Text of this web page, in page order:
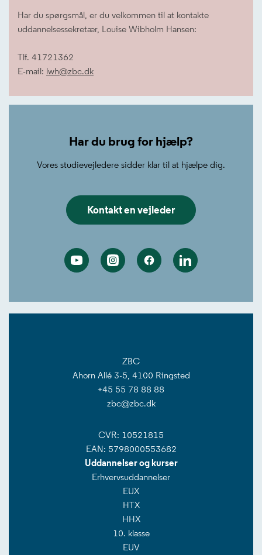
Har du spørgsmål, er du velkommen til at kontakte
uddannelsessekretær, Louise Wibholm Hansen:
Tlf. 41721362
E-mail: lwh@zbc.dk
Har du brug for hjælp?
Vores studievejledere sidder klar til at hjælpe dig.
Kontakt en vejleder
YoutubeInstagramFacebookLinkedin
ZBC
Ahorn Allé 3-5, 4100 Ringsted
+45 55 78 88 88
zbc@zbc.dk
CVR: 10521815
EAN: 5798000553682
Uddannelser og kurser
Erhvervsuddannelser
EUX
HTX
HHX
10. klasse
EUV